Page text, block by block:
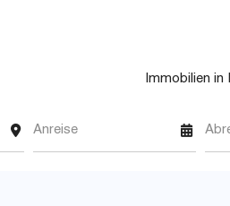
Immobilien in
Anreise